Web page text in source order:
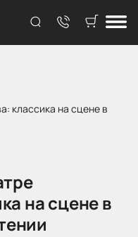
классика на сцене в
на сцене в